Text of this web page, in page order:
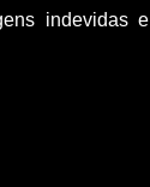
indevidas e